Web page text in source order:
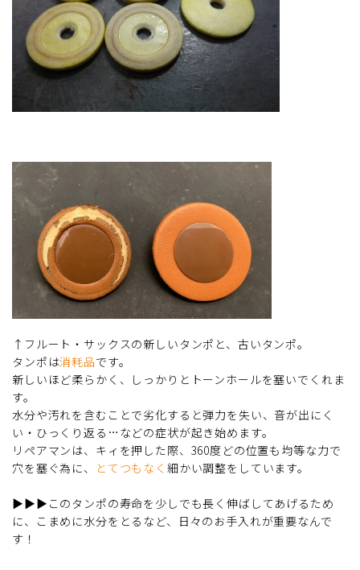
↑フルート・サックスの新しいタンポと、古いタンポ。
タンポは消耗品です。
新しいほど柔らかく、しっかりとトーンホールを塞いでくれま
す。
水分や汚れを含むことで劣化すると弾力を失い、音が出にく
い・ひっくり返る…などの症状が起き始めます。
リペアマンは、キィを押した際、360度どの位置も均等な力で
穴を塞ぐ為に、
とてつもなく 細かい調整をしています。
▶▶▶このタンポの寿命を少しでも長く伸ばしてあげるため
に、こまめに水分をとるなど、日々のお手入れが重要なんで
す！